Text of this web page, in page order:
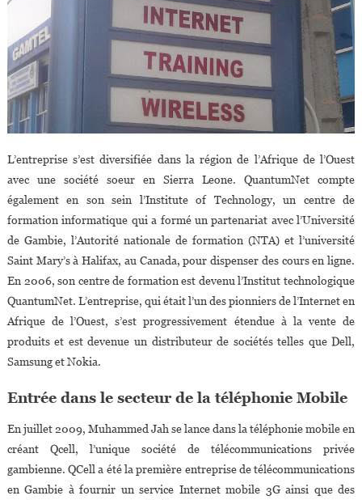
L’entreprise s’est diversifiée dans la région de l’Afrique de l’Ouest
avec une société soeur en Sierra Leone. QuantumNet compte
également en son sein l’Institute of Technology, un centre de
formation informatique qui a formé un partenariat avec l’Université
de Gambie, l’Autorité nationale de formation (NTA) et l’université
Saint Mary’s à Halifax, au Canada, pour dispenser des cours en ligne.
En 2006, son centre de formation est devenu l’Institut technologique
QuantumNet. L’entreprise, qui était l’un des pionniers de l’Internet en
Afrique de l’Ouest, s’est progressivement étendue à la vente de
produits et est devenue un distributeur de sociétés telles que Dell,
Samsung et Nokia.
Entrée dans le secteur de la téléphonie Mobile
En juillet 2009, Muhammed Jah se lance dans la téléphonie mobile en
créant Qcell, l’unique société de télécommunications privée
gambienne. QCell a été la première entreprise de télécommunications
en Gambie à fournir un service Internet mobile 3G ainsi que des